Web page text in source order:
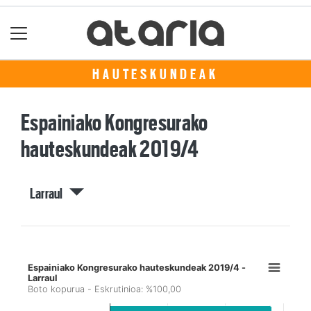
HAUTESKUNDEAK
Espainiako Kongresurako
hauteskundeak 2019/4
Larraul
Espainiako Kongresurako hauteskundeak 2019/4 -
Larraul
Boto kopurua - Eskrutinioa: %100,00